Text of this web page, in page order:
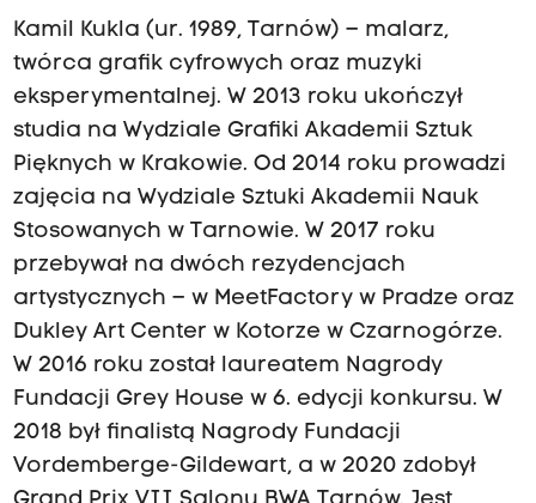
Kamil Kukla (ur. 1989, Tarnów) – malarz,
twórca grafik cyfrowych oraz muzyki
eksperymentalnej. W 2013 roku ukończył
studia na Wydziale Grafiki Akademii Sztuk
Pięknych w Krakowie. Od 2014 roku prowadzi
zajęcia na Wydziale Sztuki Akademii Nauk
Stosowanych w Tarnowie. W 2017 roku
przebywał na dwóch rezydencjach
artystycznych – w MeetFactory w Pradze oraz
Dukley Art Center w Kotorze w Czarnogórze.
W 2016 roku został laureatem Nagrody
Fundacji Grey House w 6. edycji konkursu. W
2018 był finalistą Nagrody Fundacji
Vordemberge-Gildewart, a w 2020 zdobył